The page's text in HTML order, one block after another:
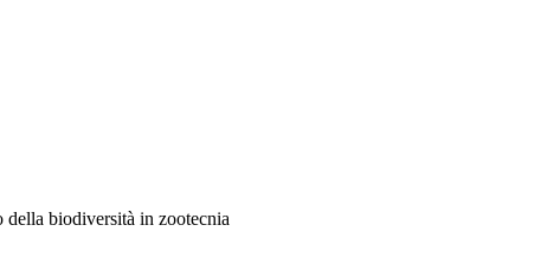
della biodiversità in zootecnia